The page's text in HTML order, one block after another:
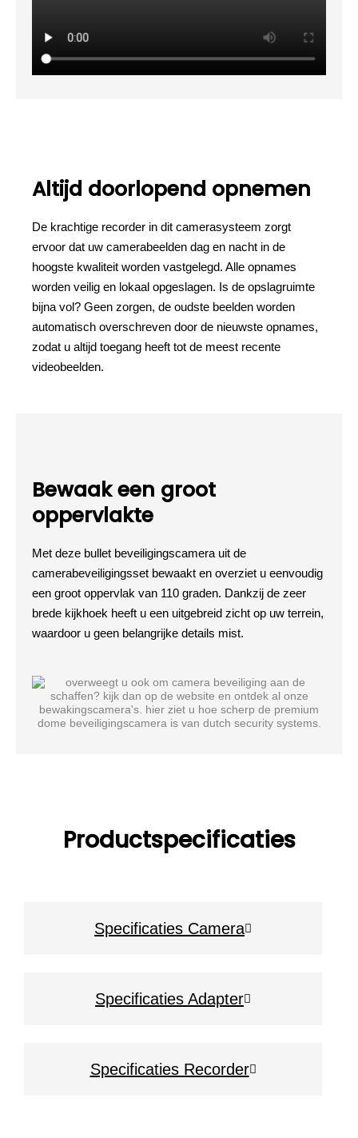
Altijd doorlopend opnemen
De krachtige recorder in dit camerasysteem zorgt
ervoor dat uw camerabeelden dag en nacht in de
hoogste kwaliteit worden vastgelegd. Alle opnames
worden veilig en lokaal opgeslagen. Is de opslagruimte
bijna vol? Geen zorgen, de oudste beelden worden
automatisch overschreven door de nieuwste opnames,
zodat u altijd toegang heeft tot de meest recente
videobeelden.
Bewaak een groot
oppervlakte
Met deze bullet beveiligingscamera uit de
camerabeveiligingsset bewaakt en overziet u eenvoudig
een groot oppervlak van 110 graden. Dankzij de zeer
brede kijkhoek heeft u een uitgebreid zicht op uw terrein,
waardoor u geen belangrijke details mist.
Productspecificaties
Specificaties Camera
Specificaties Adapter
Specificaties Recorder